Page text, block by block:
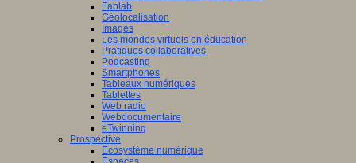
Fablab
Géolocalisation
Images
Les mondes virtuels en éducation
Pratiques collaboratives
Podcasting
Smartphones
Tableaux numériques
Tablettes
Web radio
Webdocumentaire
eTwinning
Prospective
Ecosystème numérique